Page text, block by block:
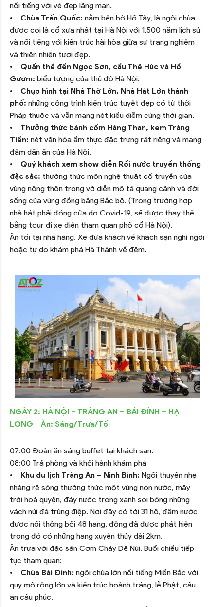
nổi tiếng với vẻ đẹp lãng mạn.
•
Chùa Trấn Quốc: nằm bên bờ Hồ Tây, là ngôi chùa
được coi là cổ xưa nhất tại Hà Nội với 1,500 năm lịch sử
và nổi tiếng với kiến trúc hài hòa giữa sự trang nghiêm
và thiên nhiên tươi đẹp.
• Quần thể đền Ngọc Sơn, cầu Thê Húc và Hồ
Gươm: biểu tượng của thủ đô Hà Nội.
•
Chụp hình tại Nhà Thờ Lớn, Nhà Hát Lớn thành
phố: những công trình kiến trúc tuyệt đẹp có từ thời
Pháp thuộc và vẫn mang nét kiều diễm cùng thời gian.
• Thưởng thức bánh cốm Hàng Than, kem Tràng
Tiền: nét văn hóa ẩm thực đặc trưng rất riêng và mang
đậm dấn ấn của Hà Nội.
• Quý khách xem show diễn Rối nước truyền thống
đặc sắc: thưởng thức môn nghệ thuật cổ truyền của
vùng nông thôn trong vở diễn mô tả quang cảnh và đời
sống của vùng đồng bằng Bắc bộ. (Trong trường hợp
nhà hát phải đóng cửa do Covid-19, sẽ được thay thế
bằng tour đi xe điện tham quan phố cổ Hà Nội).
Ăn tối tại nhà hàng. Xe đưa khách về khách sạn nghỉ ngơi
hoặc tự do khám phá Hà Thành về đêm.
NGÀY 2: HÀ NỘI – TRÀNG AN – BÁI ĐÍNH – HẠ
LONG Ăn: Sáng/Trưa/Tối
07:00 Đoàn ăn sáng buffet tại khách sạn.
08:00 Trả phòng và khởi hành khám phá
•
Khu du lịch Tràng An – Ninh Bình: Ngồi thuyền nhẹ
nhàng rẽ sóng thưởng thức một vùng non nước, mây
trời hoà quyện, đáy nước trong xanh soi bóng những
vách núi đá trùng điệp. Nơi đây có tới 31 hồ, đầm nước
được nối thông bởi 48 hang, động đã được phát hiện
trong đó có những hang xuyên thủy dài 2km.
Ăn trưa với đặc sản Cơm Cháy Dê Núi. Buổi chiều tiếp
tục tham quan:
•
Chùa Bái Đính: ngôi chùa lớn nổi tiếng Miền Bắc với
quy mô rộng lớn và kiến trúc hoành tráng, lễ Phật, cầu
an cầu phúc.